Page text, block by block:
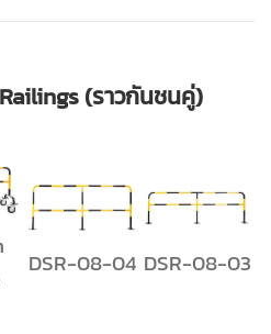
(ราวกันชนคู่)
DSR-08-04 DSR-08-03